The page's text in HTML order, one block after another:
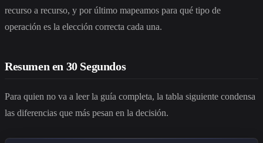
recurso a recurso, y por último mapeamos para qué tipo de
operación es la elección correcta cada una.
Resumen en 30 Segundos
Para quien no va a leer la guía completa, la tabla siguiente condensa
las diferencias que más pesan en la decisión.